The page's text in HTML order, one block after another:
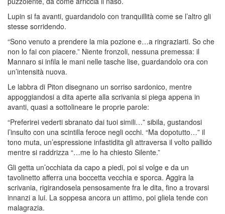
Lupin si fa avanti, guardandolo con tranquillità come se l’altro gli
stesse sorridendo.
“Sono venuto a prendere la mia pozione e…a ringraziarti. So che
non lo fai con piacere.” Niente fronzoli, nessuna premessa: il
Mannaro si infila le mani nelle tasche lise, guardandolo ora con
un’intensità nuova.
Le labbra di Piton disegnano un sorriso sardonico, mentre
appoggiandosi a dita aperte alla scrivania si piega appena in
avanti, quasi a sottolineare le proprie parole:
“Preferirei vederti sbranato dai tuoi simili…” sibila, gustandosi
l’insulto con una scintilla feroce negli occhi. “Ma dopotutto…” il
tono muta, un’espressione infastidita gli attraversa il volto pallido
mentre si raddrizza “…me lo ha chiesto Silente.”
Gli getta un’occhiata da capo a piedi, poi si volge e da un
tavolinetto afferra una boccetta vecchia e sporca. Aggira la
scrivania, rigirandosela pensosamente fra le dita, fino a trovarsi
innanzi a lui. La soppesa ancora un attimo, poi gliela tende con
malagrazia.